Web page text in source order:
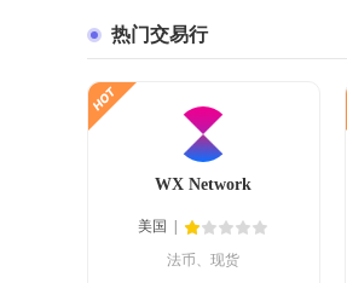
热门交易行
WX Network
美国
法币、现货